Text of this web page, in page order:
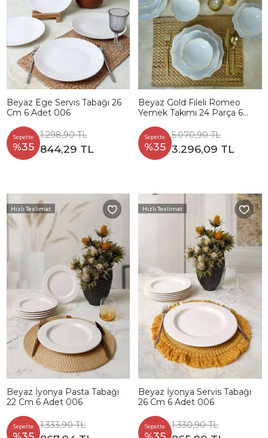
Beyaz Ege Servis Tabağı 26
Cm 6 Adet 006
Sepette
%35
1.298,90 TL
844,29 TL
Beyaz Gold Fileli Romeo
Yemek Takımı 24 Parça 6
Sepette
%35
5.070,90 TL
3.296,09 TL
Hızlı Teslimat
Beyaz İyonya Pasta Tabağı
22 Cm 6 Adet 006
Sepette 1.333,90 TL
Hızlı Teslimat
Beyaz İyonya Servis Tabağı
26 Cm 6 Adet 006
Sepette 1.330,90 TL